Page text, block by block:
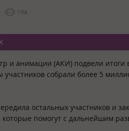
1758
и анимации (АКИ) подвели итоги
собрали более 5
остальных участников и
которые помогут с дальнейшим